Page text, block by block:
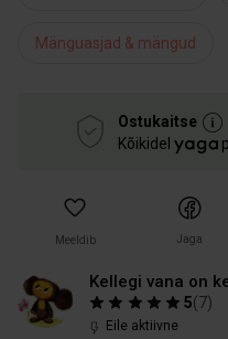
Mänguasjad & mängud
Ostukaitse
Kõikidel
Meeldib Jaga
Kellegi vana on
5(7)
Eile aktiivne